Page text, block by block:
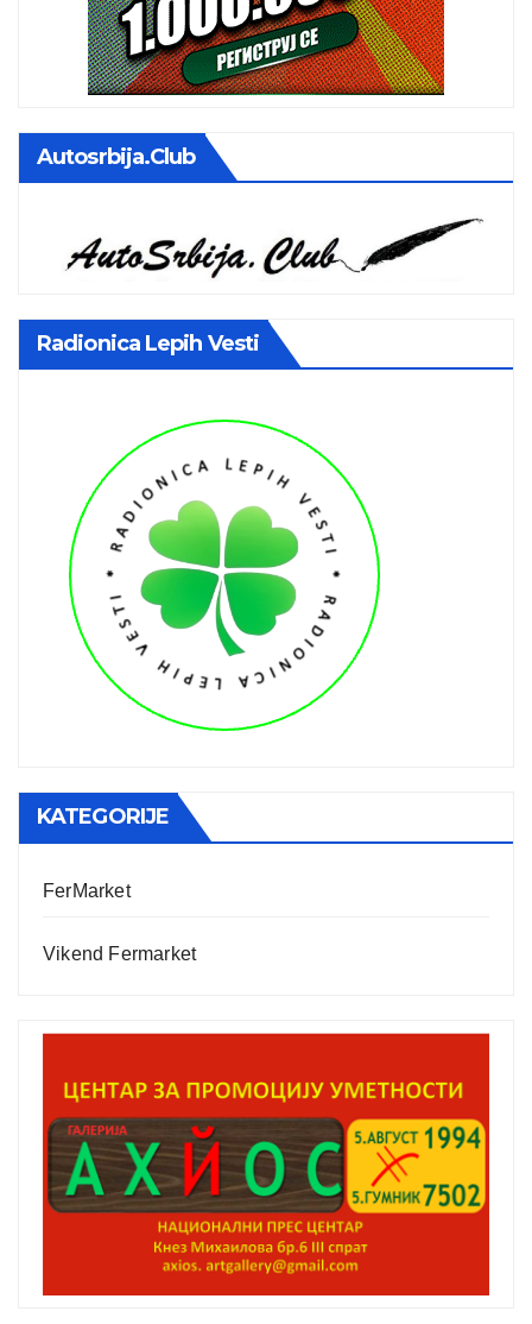
Autosrbija.club
Radionica Lepih Vesti
KATEGORIJE
FerMarket
Vikend Fermarket